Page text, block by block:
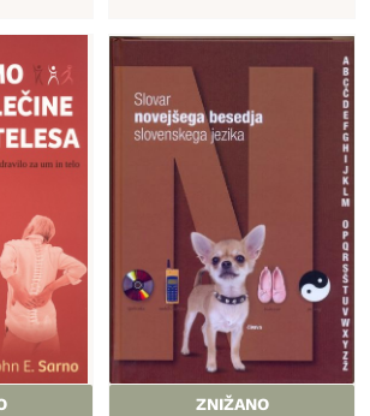
ZNIŽANO